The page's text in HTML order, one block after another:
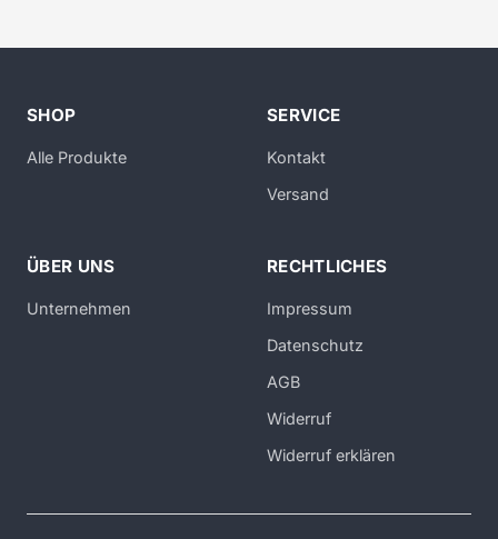
SHOP
Alle Produkte
SERVICE
Kontakt
Versand
ÜBER UNS
Unternehmen
RECHTLICHES
Impressum
Datenschutz
AGB
Widerruf
Widerruf erklären